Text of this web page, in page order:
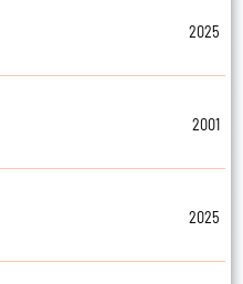
2025
2001
2025